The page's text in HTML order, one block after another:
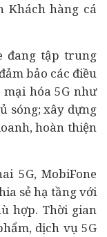
Khách hàng cá
đang tập trung
bảo các điều
hóa 5G như
sóng; xây dựng
hoàn thiện
5G, MobiFone
sẻ hạ tầng với
hợp. Thời gian
dịch vụ 5G